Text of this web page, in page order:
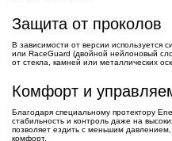
Защита от проколов
В зависимости от версии используется
или RaceGuard (двойной нейлоновый
от стекла, камней или металлических
Комфорт и
Благодаря специальному протектору
стабильность и контроль даже на
позволяет ездить с меньшим
комфорт.